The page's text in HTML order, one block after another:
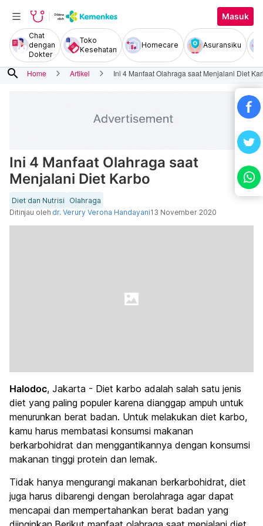
Masuk
Chat
dengan
Dokter
Toko
Kesehatan
Homecare Asuransiku
search Home Artikel Ini 4 Manfaat Olahraga saat Menjalani Diet
Ini 4 Manfaat Olahraga saat
Menjalani Diet Karbo
Diet dan Nutrisi
Olahraga
Ditinjau oleh dr. Verury Verona Handayani13 November 2020
Halodoc, Jakarta - Diet karbo adalah salah satu jenis
diet yang paling populer karena dianggap ampuh untuk
menurunkan berat badan. Untuk melakukan diet karbo,
kamu harus membatasi konsumsi makanan
berkarbohidrat dan menggantikannya dengan konsumsi
makanan tinggi protein dan lemak.
Tidak hanya mengurangi makanan berkarbohidrat, diet
juga harus dibarengi dengan berolahraga agar dapat
mencapai dan mempertahankan berat badan yang